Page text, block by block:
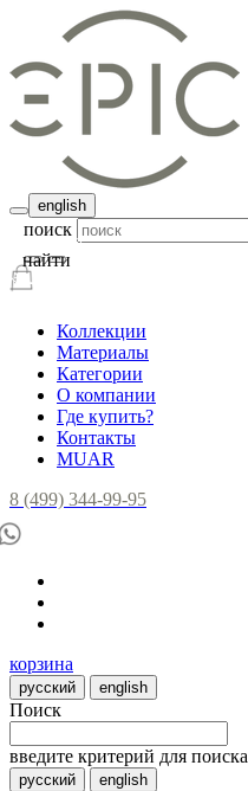
english
поиск
Коллекции
Материалы
Категории
О компании
Где купить?
Контакты
MUAR
8 (499) 344-99-95
корзина
русский english
Поиск
найти
введите критерий для поиска
русский english